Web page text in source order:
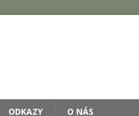
ODKAZY O NÁS